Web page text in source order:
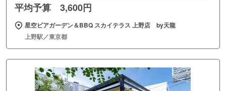
平均予算 3,600円
星空ビアガーデン＆BBQ スカイテラス 上野店 by天龍
上野駅／東京都